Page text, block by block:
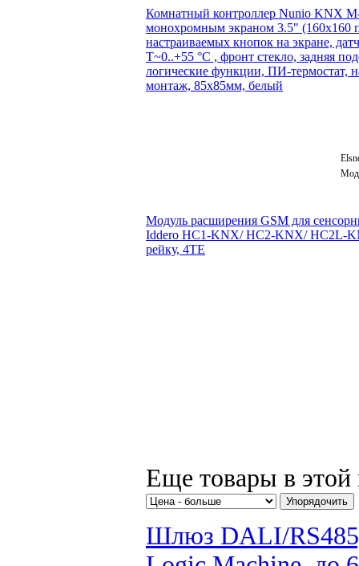
Комнатный контроллер Nunio KNX
монохромным экраном 3.5" (160x160
настраиваемых кнопок на экране,
T~0..+55 °C , фронт стекло, задняя
логические функции, ПИ-термостат,
монтаж, 85x85мм, белый
Модуль расширения GSM для
Iddero HC1-KNX/ HC2-KNX/ HC2L-
рейку, 4TE
Еще товары в этой
Шлюз DALI/RS485,